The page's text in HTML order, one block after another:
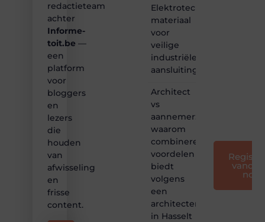
redactieteam
achter
Informe-
toit.be —
een
platform
voor
bloggers
en
lezers
die
houden
van
afwisseling
en
frisse
content.
Elektrotechnisch
materiaal
voor
veilige
industriële
aansluitingen
Architect
vs
aannemer:
waarom
combineren
voordelen
biedt
volgens
een
architectenbureau
in Hasselt
nog